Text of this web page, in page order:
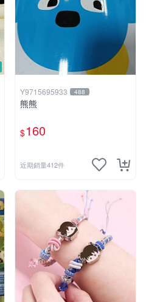
Y9715695933 488
熊熊
$160
近期銷量412件